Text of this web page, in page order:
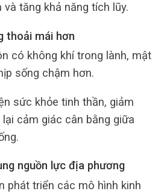
tăng khả năng tích lũy.
thoải mái hơn
có không khí trong lành, mật
sống chậm hơn.
sức khỏe tinh thần, giảm
cảm giác cân bằng giữa
nguồn lực địa phương
phát triển các mô hình kinh